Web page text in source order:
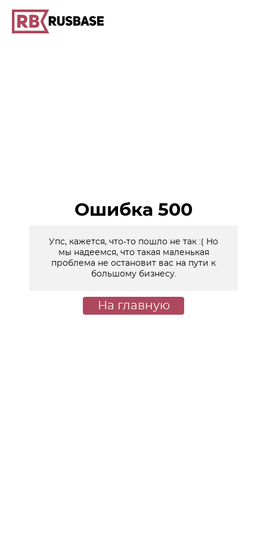
Ошибка 500
Упс, кажется, что-то пошло не так :( Но
мы надеемся, что такая маленькая
проблема не остановит вас на пути к
большому бизнесу.
На главную